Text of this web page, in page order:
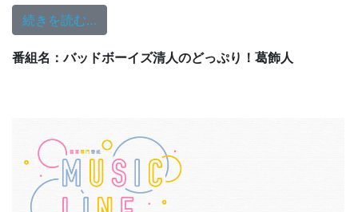
続きを読む…
番組名：バッドボーイズ清人のどっぷり！葛飾人